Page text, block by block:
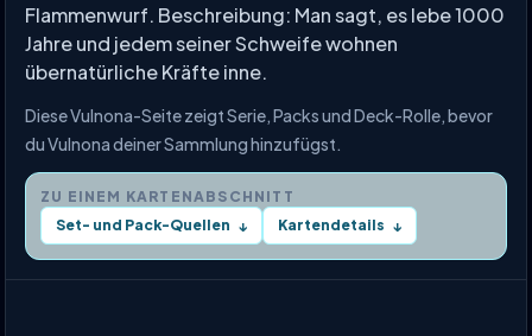
Flammenwurf. Beschreibung: Man sagt, es lebe 1000
Jahre und jedem seiner Schweife wohnen
übernatürliche Kräfte inne.
Diese Vulnona-Seite zeigt Serie, Packs und Deck-Rolle, bevor
du Vulnona deiner Sammlung hinzufügst.
ZU EINEM KARTENABSCHNITT
Set- und Pack-Quellen ↓ Kartendetails ↓